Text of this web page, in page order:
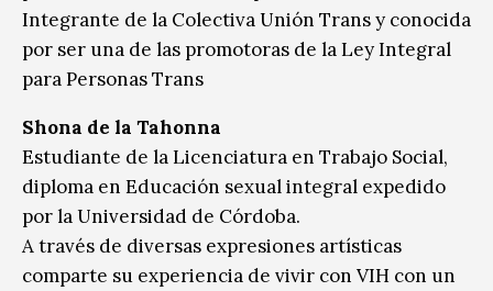
Integrante de la Colectiva Unión Trans y conocida
por ser una de las promotoras de la Ley Integral
para Personas Trans
Shona de la Tahonna
Estudiante de la Licenciatura en Trabajo Social,
diploma en Educación sexual integral expedido
por la Universidad de Córdoba.
A través de diversas expresiones artísticas
comparte su experiencia de vivir con VIH con un